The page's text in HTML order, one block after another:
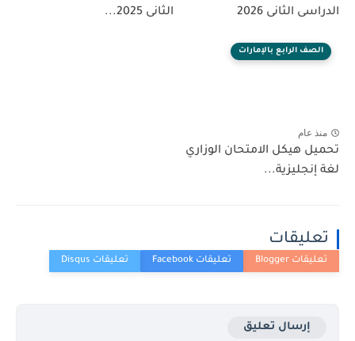
الدراسى الثانى 2026
الثانى 2025...
الصف الرابع بالإمارات
منذ عام
تحميل هيكل الامتحان الوزاري
لغة إنجليزية...
تعليقات
إرسال تعليق